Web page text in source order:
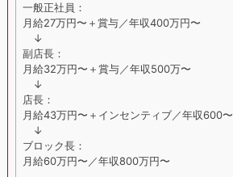
一般正社員：
月給27万円〜＋賞与／年収400万円〜
↓
副店長：
月給32万円〜＋賞与／年収500万〜
↓
店長：
月給43万円〜＋インセンティブ／年収600〜
↓
ブロック長：
月給60万円〜／年収800万円〜